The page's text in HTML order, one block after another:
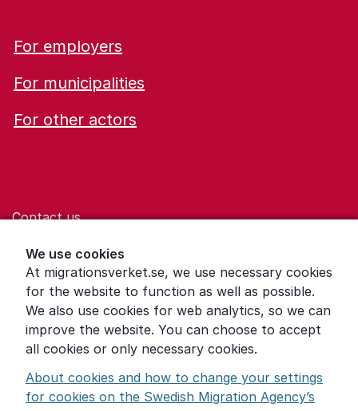
We use cookies
At migrationsverket.se, we use necessary cookies
for the website to function as well as possible.
We also use cookies for web analytics, so we can
improve the website. You can choose to accept
all cookies or only necessary cookies.
About cookies and how to change your settings
for cookies on the Swedish Migration Agency’s
For employers
For municipalities
For other actors
Contact us
Help for those who are living with violence
Word explanations
About the Swedish Migration Agency
Press room
Other languages